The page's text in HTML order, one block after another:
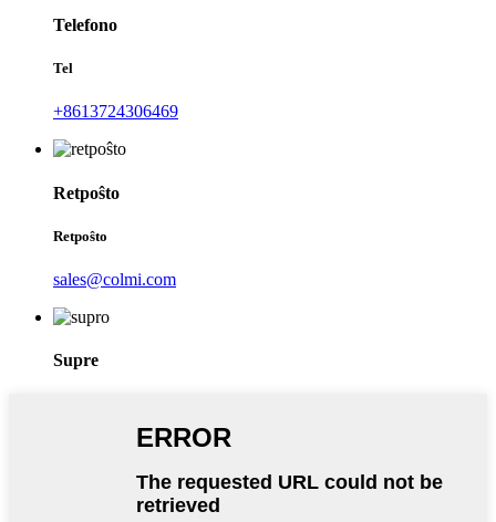
Telefono
Tel
+8613724306469
Retpoŝto
Retpoŝto
sales@colmi.com
Supre